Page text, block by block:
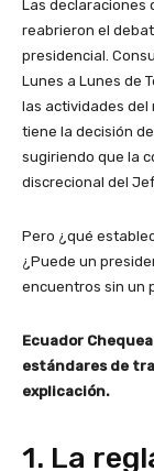
Las declaraciones
reabrieron el
presidencial.
Lunes a Lunes de
las actividades del
tiene la decisión
sugiriendo que la
discrecional del
Pero ¿qué
¿Puede un
encuentros sin un
Ecuador
estándares de
explicación.
1. La